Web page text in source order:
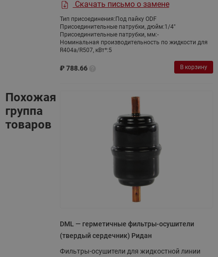
Скачать письмо о замене
Тип присоединения: Под пайку ODF
Присоединительные патрубки, дюйм:1/4"
Присоединительные патрубки, мм:-
Номинальная производительность по жидкости для
R404a/R507, кВт*:5
₽ 788.66 В корзину
Похожая
группа
товаров
DML — герметичные фильтры-осушители
(твердый сердечник) Ридан
Фильтры-осушители для жидкостной линии